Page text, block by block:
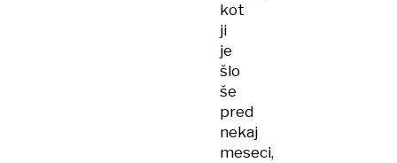
kot
ji
je
šlo
še
pred
nekaj
meseci,